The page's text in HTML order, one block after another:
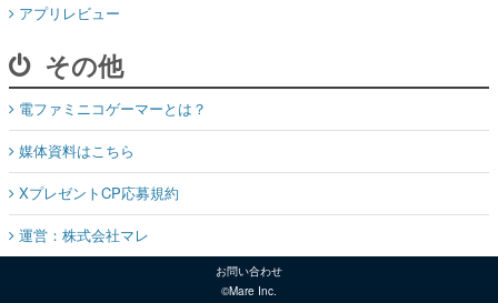
アプリレビュー
その他
電ファミニコゲーマーとは？
媒体資料はこちら
XプレゼントCP応募規約
運営：株式会社マレ
お問い合わせ
©Mare Inc.